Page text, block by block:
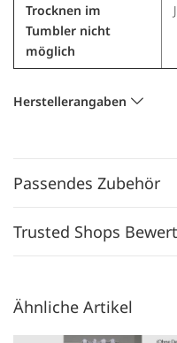
Trocknen im
Tumbler nicht
möglich
Herstellerangaben
Passendes Zubehör
Trusted Shops
Ähnliche Artikel